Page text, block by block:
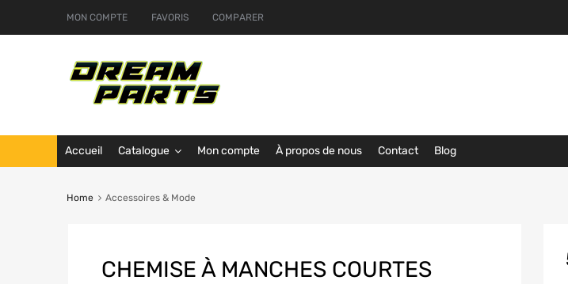
MON COMPTE FAVORIS COMPARER
Accueil Catalogue Mon compte À propos de nous Contact Blog
Home Accessoires & Mode
CHEMISE À MANCHES COURTES